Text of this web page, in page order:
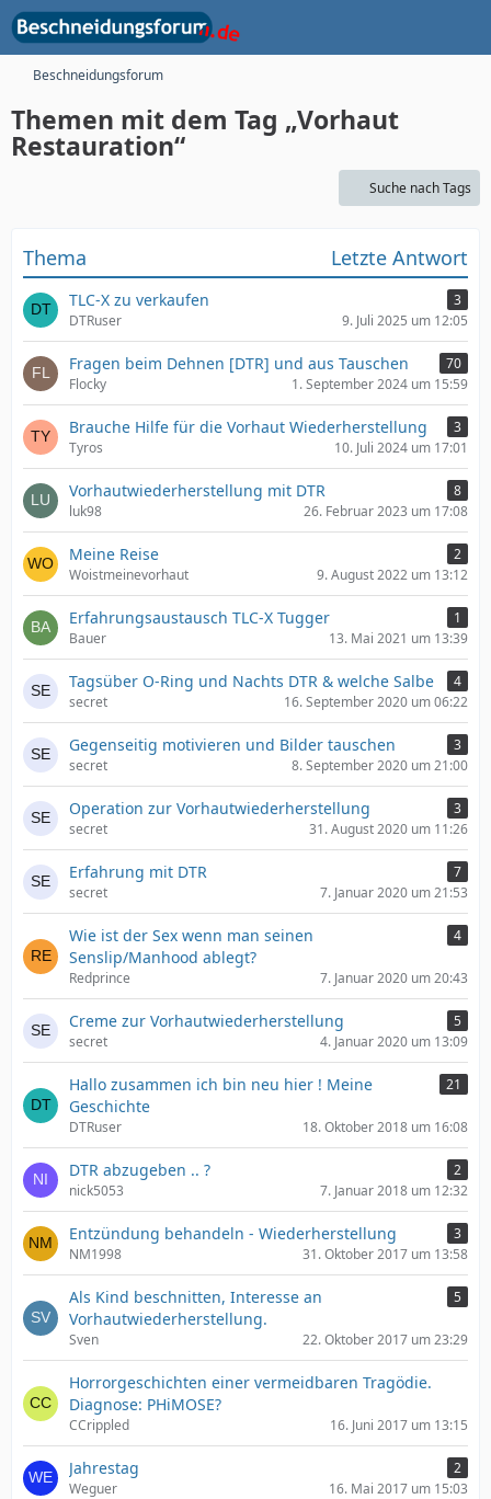
Beschneidungsforum
Themen mit dem Tag „Vorhaut
Restauration“
Suche nach Tags
Thema Letzte Antwort
TLC-X zu verkaufen
3
DTRuser
9. Juli 2025 um 12:05
Fragen beim Dehnen [DTR] und aus Tauschen
70
Flocky
1. September 2024 um 15:59
Brauche Hilfe für die Vorhaut Wiederherstellung
3
Tyros
10. Juli 2024 um 17:01
Vorhautwiederherstellung mit DTR
8
luk98
26. Februar 2023 um 17:08
Meine Reise
2
Woistmeinevorhaut
9. August 2022 um 13:12
Erfahrungsaustausch TLC-X Tugger
1
Bauer
13. Mai 2021 um 13:39
Tagsüber O-Ring und Nachts DTR & welche Salbe
4
secret
16. September 2020 um 06:22
Gegenseitig motivieren und Bilder tauschen
3
secret
8. September 2020 um 21:00
Operation zur Vorhautwiederherstellung
3
secret
31. August 2020 um 11:26
Erfahrung mit DTR
7
secret
7. Januar 2020 um 21:53
Wie ist der Sex wenn man seinen
Senslip/Manhood ablegt?
4
Redprince 7. Januar 2020 um 20:43
Creme zur Vorhautwiederherstellung
5
secret
4. Januar 2020 um 13:09
Hallo zusammen ich bin neu hier ! Meine
Geschichte
21
DTRuser 18. Oktober 2018 um 16:08
DTR abzugeben .. ?
2
nick5053
7. Januar 2018 um 12:32
Entzündung behandeln - Wiederherstellung
3
NM1998
31. Oktober 2017 um 13:58
Als Kind beschnitten, Interesse an
Vorhautwiederherstellung.
5
Sven 22. Oktober 2017 um 23:29
Horrorgeschichten einer vermeidbaren Tragödie.
Diagnose: PHiMOSE?
CCrippled 16. Juni 2017 um 13:15
Jahrestag
2
Weguer
16. Mai 2017 um 15:03